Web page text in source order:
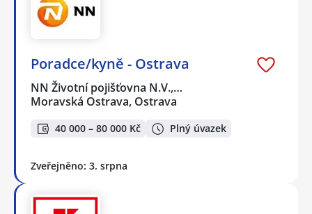
Poradce/kyně - Ostrava
NN Životní pojišťovna N.V.,…
Moravská Ostrava, Ostrava
40 000 – 80 000 Kč Plný úvazek
Zveřejněno: 3. srpna